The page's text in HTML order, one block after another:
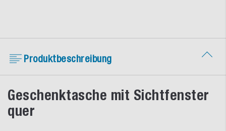
Produktbeschreibung
Geschenktasche mit Sichtfenster
quer